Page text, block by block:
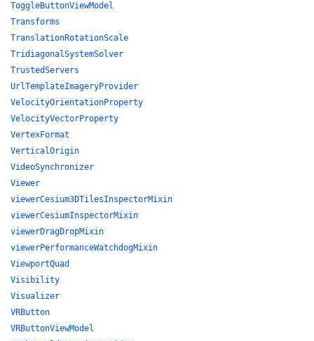
ToggleButtonViewModel
Transforms
TranslationRotationScale
TridiagonalSystemSolver
TrustedServers
UrlTemplateImageryProvider
VelocityOrientationProperty
VelocityVectorProperty
VertexFormat
VerticalOrigin
VideoSynchronizer
Viewer
viewerCesium3DTilesInspectorMixin
viewerCesiumInspectorMixin
viewerDragDropMixin
viewerPerformanceWatchdogMixin
ViewportQuad
Visibility
Visualizer
VRButton
VRButtonViewModel